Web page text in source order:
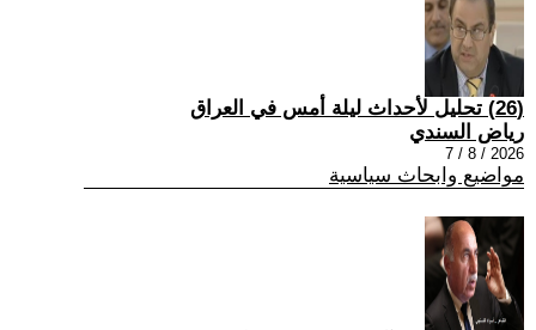
(26) تحليل لأحداث ليلة أمس في العراق
رياض السندي
2026 / 8 / 7
مواضيع وابحاث سياسية